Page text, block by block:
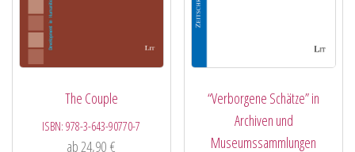
The Couple
ISBN:978-3-643-90770-7
ab24,90€
“Verborgene Schätze” in
Archiven und
Museumssammlungen